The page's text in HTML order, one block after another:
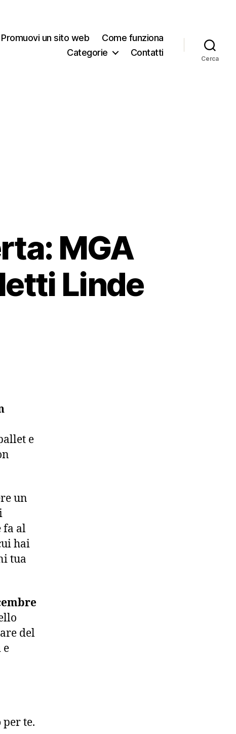
Promuovi un sito web
Come funziona
Categorie
Contatti
Cerca
MGA
Linde
e
un
fa al
hai
tua
del
e
te.